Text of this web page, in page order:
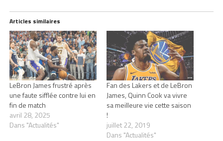
Articles similaires
LeBron James frustré après
une faute sifflée contre lui en
fin de match
avril 28, 2025
Dans "Actualités"
Fan des Lakers et de LeBron
James, Quinn Cook va vivre
sa meilleure vie cette saison
!
juillet 22, 2019
Dans "Actualités"